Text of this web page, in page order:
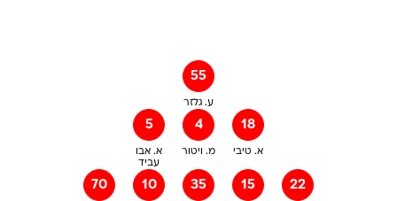
55
ע. גלזר
5
א. אבו
עביד
4
מ. ויטור
18
א. טיבי
70 10 35 15 22